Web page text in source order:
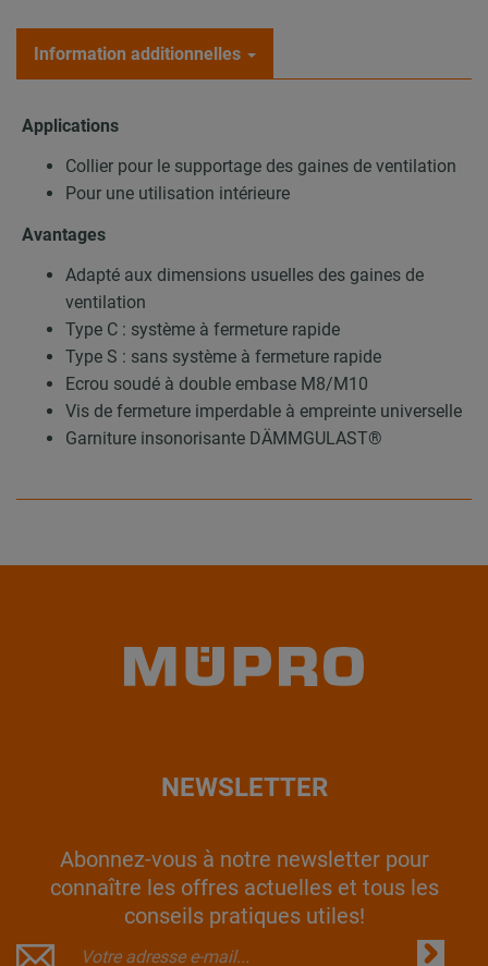
Information additionnelles
Applications
Collier pour le supportage des gaines de ventilation
Pour une utilisation intérieure
Avantages
Adapté aux dimensions usuelles des gaines de
ventilation
Type C : système à fermeture rapide
Type S : sans système à fermeture rapide
Ecrou soudé à double embase M8/M10
Vis de fermeture imperdable à empreinte universelle
Garniture insonorisante DÄMMGULAST®
NEWSLETTER
Abonnez-vous à notre newsletter pour
connaître les offres actuelles et tous les
conseils pratiques utiles!